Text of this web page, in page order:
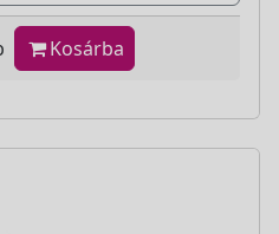
Kosárba